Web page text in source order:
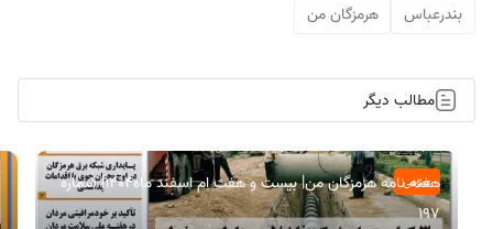
بندرعباس هرمزگان من
مطالب دیگر
عمومی
هفته نامه هرمزگان من| بیست و هفت ام اسفند ماه۱۴۰۴| شماره
197